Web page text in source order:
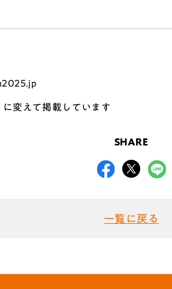
変えて掲載しています
SHARE
一覧に戻る